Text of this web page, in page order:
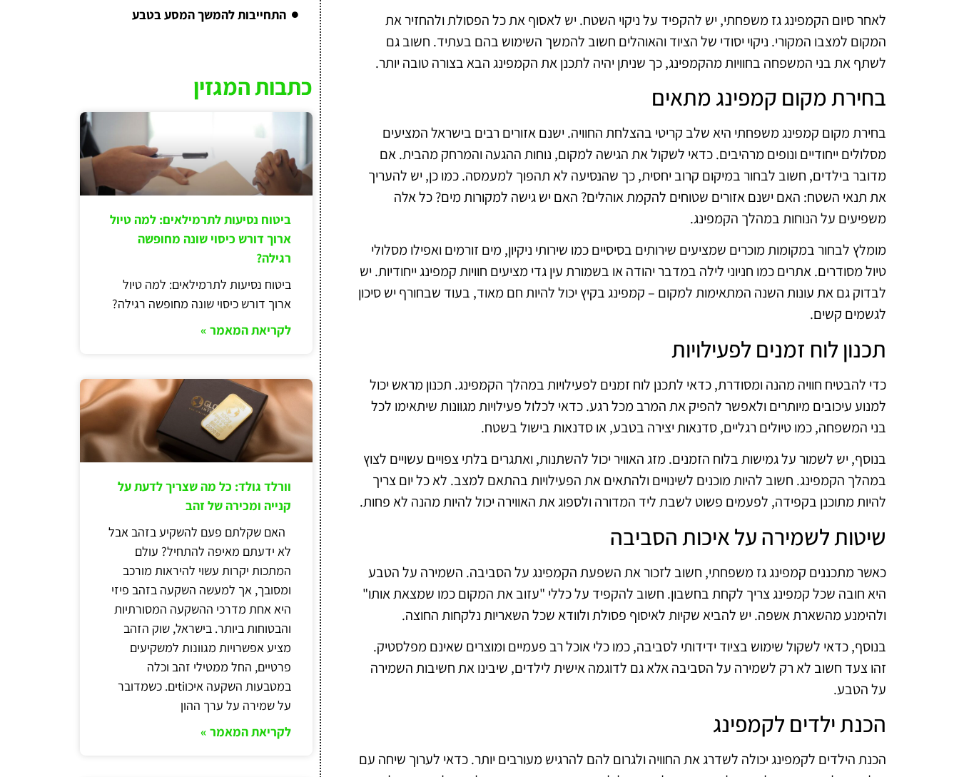
לאחר סיום הקמפינג גז משפחתי, יש להקפיד על ניקוי השטח. יש לאסוף את כל הפסולת ולהחזיר את
המקום למצבו המקורי. ניקוי יסודי של הציוד והאוהלים חשוב להמשך השימוש בהם בעתיד. חשוב גם
לשתף את בני המשפחה בחוויות מהקמפינג, כך שניתן יהיה לתכנן את הקמפינג הבא בצורה טובה יותר.
בחירת מקום קמפינג מתאים
בחירת מקום קמפינג משפחתי היא שלב קריטי בהצלחת החוויה. ישנם אזורים רבים בישראל המציעים
מסלולים ייחודיים ונופים מרהיבים. כדאי לשקול את הגישה למקום, נוחות ההגעה והמרחק מהבית. אם
מדובר בילדים, חשוב לבחור במיקום קרוב יחסית, כך שהנסיעה לא תהפוך למעמסה. כמו כן, יש להעריך
את תנאי השטח: האם ישנם אזורים שטוחים להקמת אוהלים? האם יש גישה למקורות מים? כל אלה
משפיעים על הנוחות במהלך הקמפינג.
מומלץ לבחור במקומות מוכרים שמציעים שירותים בסיסיים כמו שירותי ניקיון, מים זורמים ואפילו מסלולי
טיול מסודרים. אתרים כמו חניוני לילה במדבר יהודה או בשמורת עין גדי מציעים חוויות קמפינג ייחודיות. יש
לבדוק גם את עונות השנה המתאימות למקום – קמפינג בקיץ יכול להיות חם מאוד, בעוד שבחורף יש סיכון
לגשמים קשים.
תכנון לוח זמנים לפעילויות
כדי להבטיח חוויה מהנה ומסודרת, כדאי לתכנן לוח זמנים לפעילויות במהלך הקמפינג. תכנון מראש יכול
למנוע עיכובים מיותרים ולאפשר להפיק את המרב מכל רגע. כדאי לכלול פעילויות מגוונות שיתאימו לכל
בני המשפחה, כמו טיולים רגליים, סדנאות יצירה בטבע, או סדנאות בישול בשטח.
בנוסף, יש לשמור על גמישות בלוח הזמנים. מזג האוויר יכול להשתנות, ואתגרים בלתי צפויים עשויים לצוץ
במהלך הקמפינג. חשוב להיות מוכנים לשינויים ולהתאים את הפעילויות בהתאם למצב. לא כל יום צריך
להיות מתוכנן בקפידה, לפעמים פשוט לשבת ליד המדורה ולספוג את האווירה יכול להיות מהנה לא פחות.
שיטות לשמירה על איכות הסביבה
כאשר מתכננים קמפינג גז משפחתי, חשוב לזכור את השפעת הקמפינג על הסביבה. השמירה על הטבע
היא חובה שכל קמפינג צריך לקחת בחשבון. חשוב להקפיד על כללי "עזוב את המקום כמו שמצאת אותו"
ולהימנע מהשארת אשפה. יש להביא שקיות לאיסוף פסולת ולוודא שכל השאריות נלקחות החוצה.
בנוסף, כדאי לשקול שימוש בציוד ידידותי לסביבה, כמו כלי אוכל רב פעמיים ומוצרים שאינם מפלסטיק.
זהו צעד חשוב לא רק לשמירה על הסביבה אלא גם לדוגמה אישית לילדים, שיבינו את חשיבות השמירה
על הטבע.
הכנת ילדים לקמפינג
הכנת הילדים לקמפינג יכולה לשדרג את החוויה ולגרום להם להרגיש מעורבים יותר. כדאי לערוך שיחה עם
התחייבות להמשך המסע בטבע
כתבות המגזין
ביטוח נסיעות לתרמילאים: למה טיול
ארוך דורש כיסוי שונה מחופשה
רגילה?
ביטוח נסיעות לתרמילאים: למה טיול
ארוך דורש כיסוי שונה מחופשה רגילה?
לקריאת המאמר »
וורלד גולד: כל מה שצריך לדעת על
קנייה ומכירה של זהב
האם שקלתם פעם להשקיע בזהב אבל
לא ידעתם מאיפה להתחיל? עולם
המתכות יקרות עשוי להיראות מורכב
ומסובך, אך למעשה השקעה בזהב פיזי
היא אחת מדרכי ההשקעה המסורתיות
והבטוחות ביותר. בישראל, שוק הזהב
מציע אפשרויות מגוונות למשקיעים
פרטיים, החל ממטילי זהב וכלה
במטבעות השקעה איכוtiים. כשמדובר
על שמירה על ערך ההון
לקריאת המאמר »